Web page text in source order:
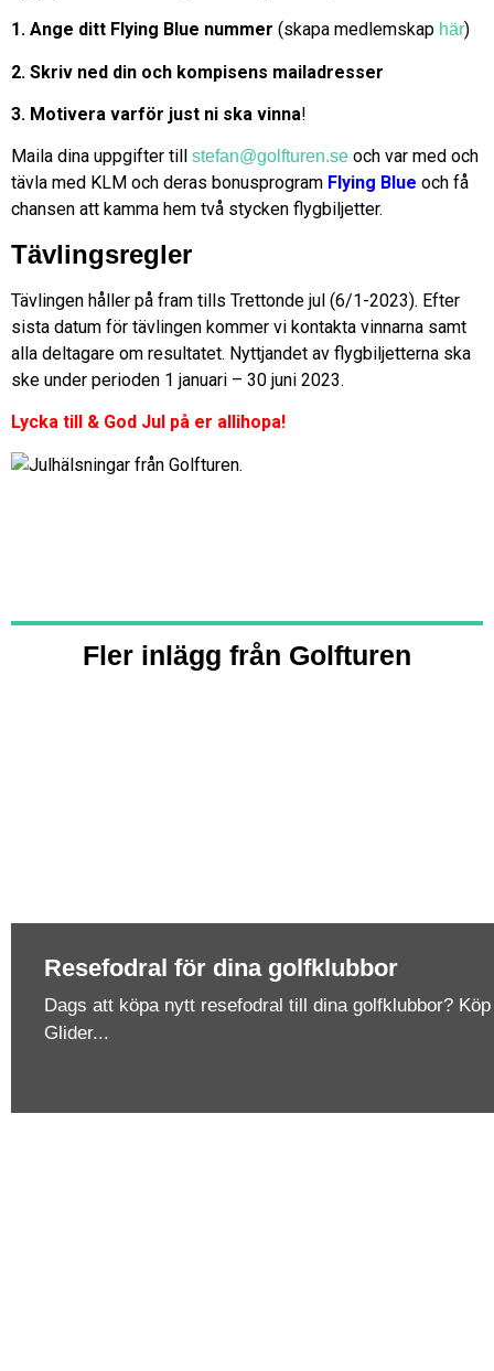
1. Ange ditt Flying Blue nummer (skapa medlemskap här)
2. Skriv ned din och kompisens mailadresser
3. Motivera varför just ni ska vinna!
Maila dina uppgifter till stefan@golfturen.se och var med och
tävla med KLM och deras bonusprogram Flying Blue och få
chansen att kamma hem två stycken flygbiljetter.
Tävlingsregler
Tävlingen håller på fram tills Trettonde jul (6/1-2023). Efter
sista datum för tävlingen kommer vi kontakta vinnarna samt
alla deltagare om resultatet. Nyttjandet av flygbiljetterna ska
ske under perioden 1 januari – 30 juni 2023.
Lycka till & God Jul på er allihopa!
Fler inlägg från Golfturen
Resefodral för dina golfklubbor
Dags att köpa nytt resefodral till dina golfklubbor?
Glider...